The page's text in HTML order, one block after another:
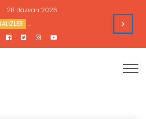
28 Haziran 2026
Sudan’daki Durum ve Amerika’nın